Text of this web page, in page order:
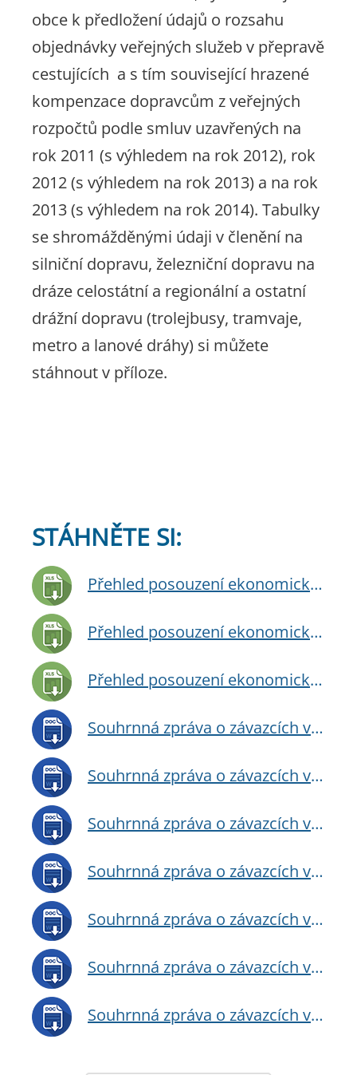
obce k předložení údajů o rozsahu
objednávky veřejných služeb v přepravě
cestujících a s tím související hrazené
kompenzace dopravcům z veřejných
rozpočtů podle smluv uzavřených na
rok 2011 (s výhledem na rok 2012), rok
2012 (s výhledem na rok 2013) a na rok
2013 (s výhledem na rok 2014). Tabulky
se shromážděnými údaji v členění na
silniční dopravu, železniční dopravu na
dráze celostátní a regionální a ostatní
drážní dopravu (trolejbusy, tramvaje,
metro a lanové dráhy) si můžete
stáhnout v příloze.
STÁHNĚTE SI:
Přehled posouzení ekonomického zjištění dopravní obslužnosti 2011/2012
Přehled posouzení ekonomického zjištění dopravní obslužnosti 2012/2013
Přehled posouzení ekonomického zjištění dopravní obslužnosti 2013/2014
Souhrnná zpráva o závazcích veřejné služby - 2010
Souhrnná zpráva o závazcích veřejné služby - 2011
Souhrnná zpráva o závazcích veřejné služby - 2012
Souhrnná zpráva o závazcích veřejné služby - 2013
Souhrnná zpráva o závazcích veřejné služby - 2014
Souhrnná zpráva o závazcích veřejné služby - 2015
Souhrnná zpráva o závazcích veřejné služby - 2016